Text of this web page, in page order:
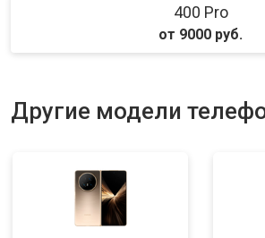
400 Pro
от 9000 руб.
Другие модели